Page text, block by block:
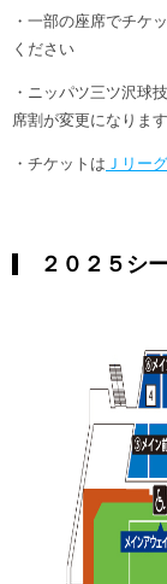
ホームタウン活動
ニッパツ横浜FC
ゲームスチュワ
オリジナルビール
アカデミー選手
アカデミースタ
パートナー一覧
お問い合わせ
お問い合わせ
・一部の座席でチケ
ください
・ニッパツ三ツ沢球
席割が変更になります
・チケットは Ｊリー
２０２５シ